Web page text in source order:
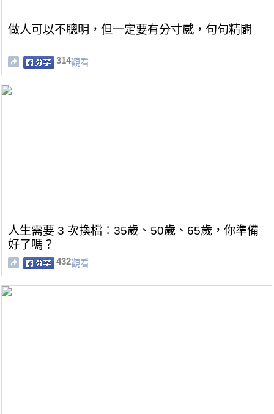
做人可以不聰明，但一定要有分寸感，句句精闢
314觀看
人生需要 3 次換檔：35歲、50歲、65歲，你準備
好了嗎？
432觀看